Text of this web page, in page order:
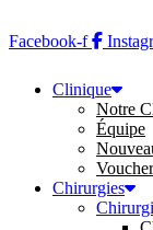
Facebook-f
Clinique
Notre
Équipe
Voucher
Chirurgies